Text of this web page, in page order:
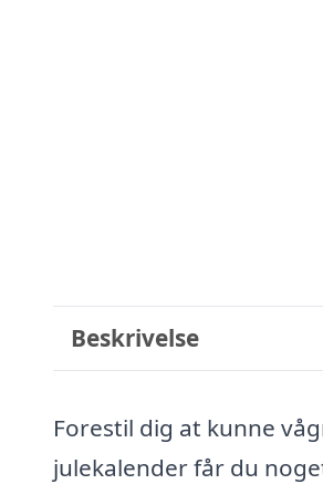
Beskrivelse
Forestil dig at kunne
julekalender får du